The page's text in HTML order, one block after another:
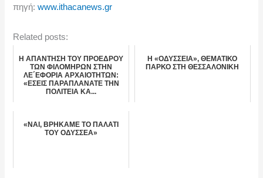
πηγή:www.ithacanews.gr
Related posts:
Η ΑΠΑΝΤΗΣΗ ΤΟΥ ΠΡΟΕΔΡΟΥ
ΤΩΝ ΦΙΛΟΜΗΡΩΝ ΣΤΗΝ
ΛΕ΄ΕΦΟΡΙΑ ΑΡΧΑΙΟΤΗΤΩΝ:
«ΕΣΕΙΣ ΠΑΡΑΠΛΑΝΑΤΕ ΤΗΝ
ΠΟΛΙΤΕΙΑ ΚΑ...
Η «ΟΔΥΣΣΕΙΑ», ΘΕΜΑΤΙΚΟ
ΠΑΡΚΟ ΣΤΗ ΘΕΣΣΑΛΟΝΙΚΗ
«ΝΑΙ, ΒΡΗΚΑΜΕ ΤΟ ΠΑΛΑΤΙ
ΤΟΥ ΟΔΥΣΣΕΑ»